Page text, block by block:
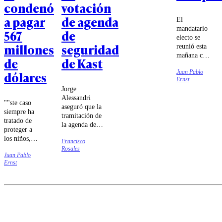
condenó
a pagar
567
millones
de
dólares
""ste caso
siempre ha
tratado de
proteger a
los niños,
las
familias",
fiscal
Juan Pablo
Ernst
votación
de agenda
de
seguridad
de Kast
Jorge
Alessandri
aseguró que la
tramitación de
la agenda de
más expedita
que la
Francisco
Rosales
El
mandatario
electo se
reunió esta
mañana con
presidente
José
Juan Pablo
Ernst